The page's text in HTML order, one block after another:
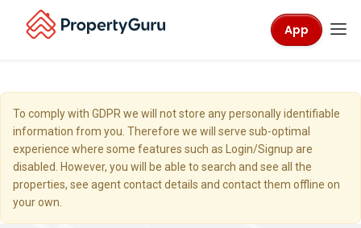
App
To comply with GDPR we will not store any personally identifiable
information from you. Therefore we will serve sub-optimal
experience where some features such as Login/Signup are
disabled. However, you will be able to search and see all the
properties, see agent contact details and contact them offline on
your own.